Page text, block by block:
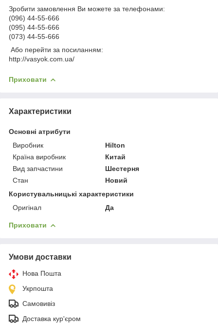
Зробити замовлення Ви можете за телефонами:
(096) 44-55-666
(095) 44-55-666
(073) 44-55-666
Або перейти за посиланням:
http://vasyok.com.ua/
Приховати
Характеристики
Основні атрибути
Виробник
Hilton
Країна виробник
Китай
Вид запчастини
Шестерня
Стан
Новий
Користувальницькі характеристики
Оригінал
Да
Приховати
Умови доставки
Нова Пошта
Укрпошта
Самовивіз
Доставка кур'єром